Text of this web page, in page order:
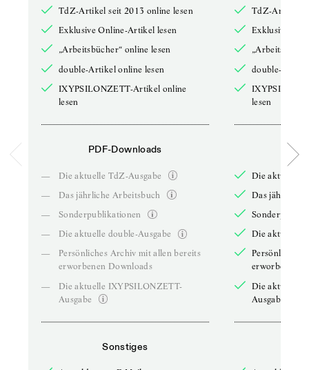
TdZ-Artikel seit 2013 online lesen
Exklusive Online-Artikel lesen
„Arbeitsbücher“ online lesen
double-Artikel online lesen
IXYPSILONZETT-Artikel online
lesen
PDF-Downloads
—
Die aktuelle TdZ-Ausgabe
—
Das jährliche Arbeitsbuch
—
Sonderpublikationen
—
Die aktuelle double-Ausgabe
—
Persönliches Archiv mit allen bereits
erworbenen Downloads
—
Die aktuelle IXYPSILONZETT-
Ausgabe
Sonstiges
TdZ-Artikel
Exklusive
double-
lesen
Die aktuelle
Das jährliche
Die aktuelle
Persönliches
erworbenen
Die aktuelle
Ausgabe